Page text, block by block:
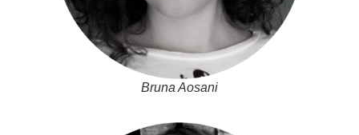
Bruna Aosani